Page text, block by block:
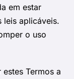
em estar
leis aplicáveis.
o uso
Termos a